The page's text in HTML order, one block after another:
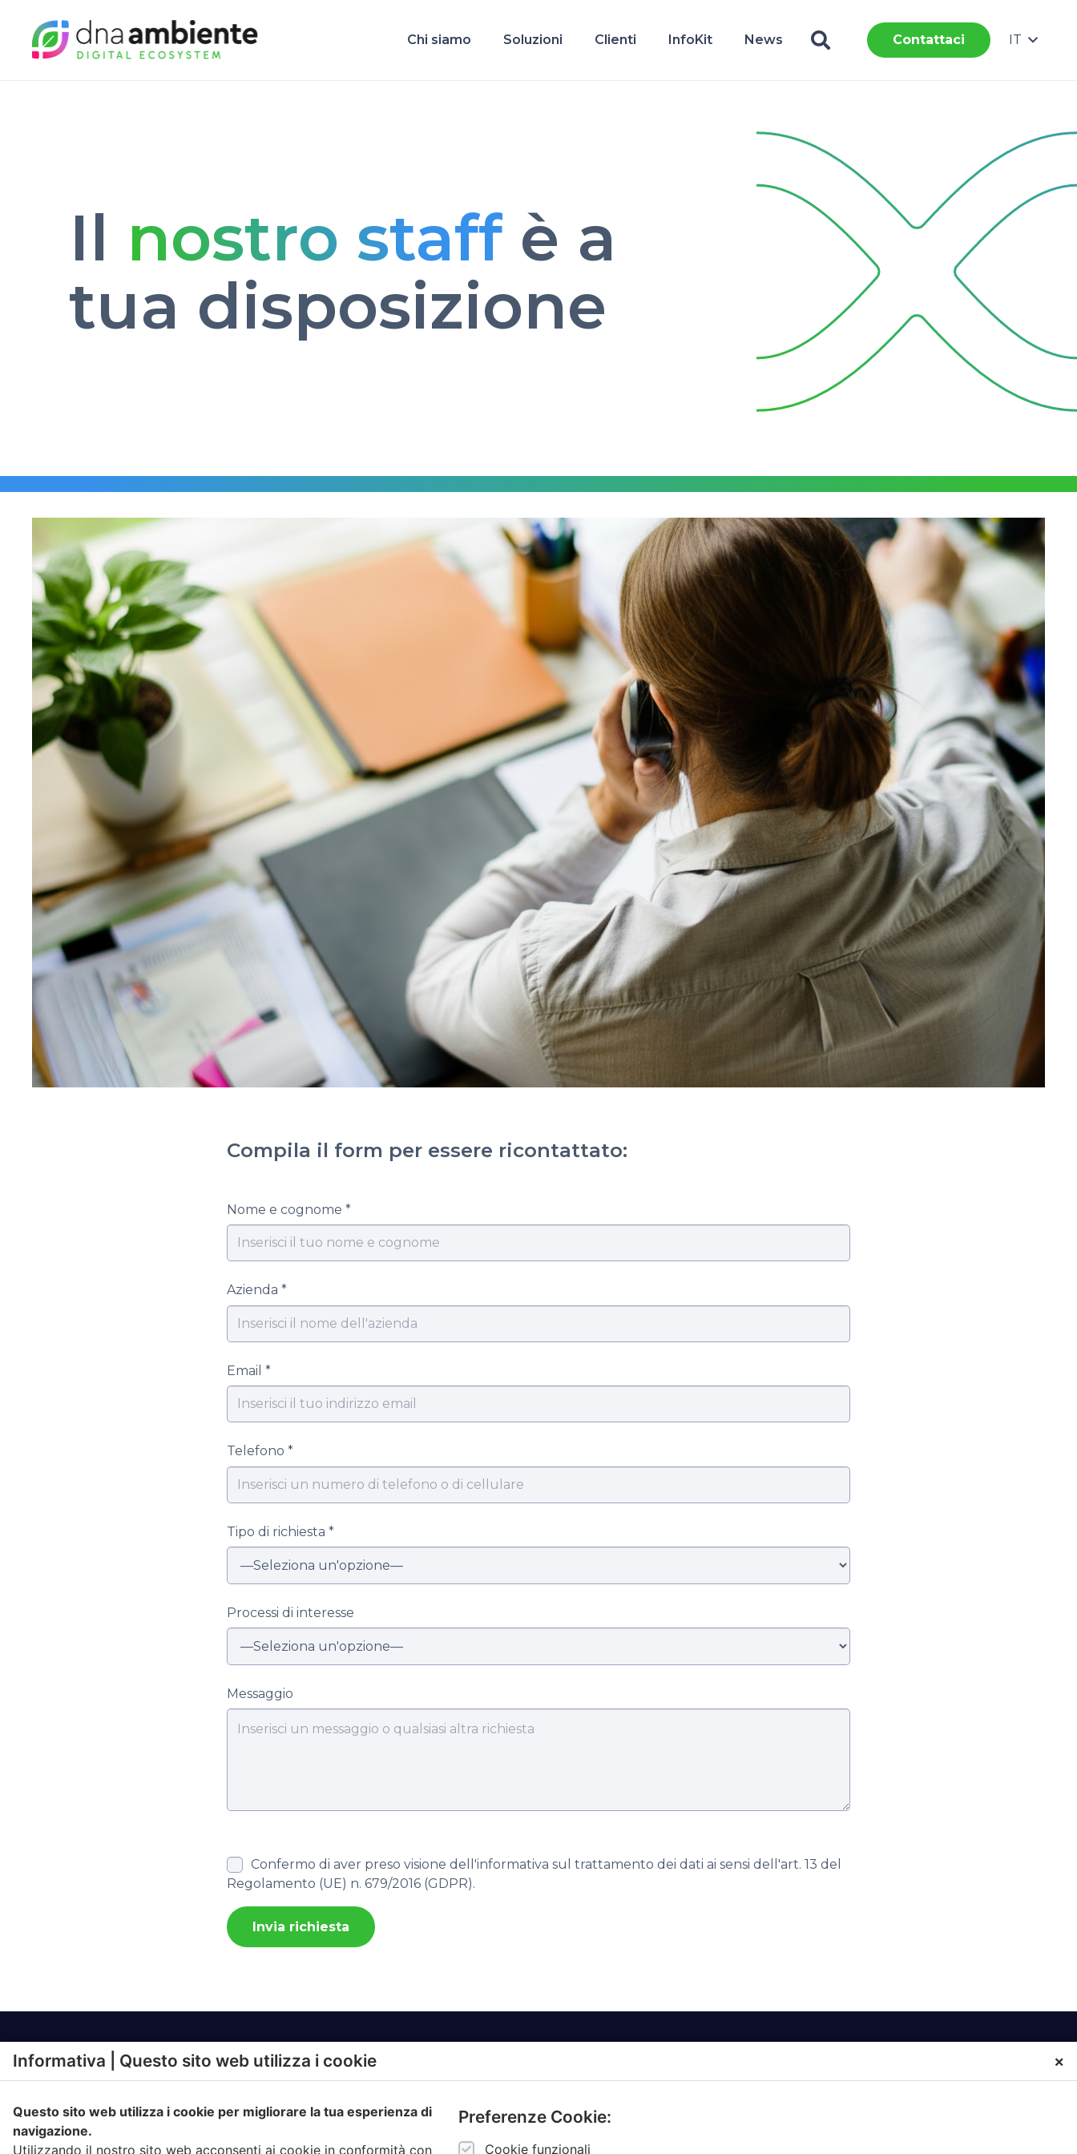
Chi siamo Soluzioni Clienti InfoKit News Contattaci IT
Il nostro staff è a
tua disposizione
Compila il form per essere ricontattato:
Nome e cognome *
Azienda *
Email *
Telefono *
Tipo di richiesta *
Processi di interesse
Messaggio
Confermo di aver preso visione dell'informativa sul trattamento dei dati ai sensi dell'art. 13 del
Regolamento (UE) n. 679/2016 (GDPR).
SOLUZIONI
RAPPORTO CON
PRODOTTI
IGIENE AMBIENTALE
AMBIENTE.IT
Informativa | Questo sito web utilizza i cookie ×
Questo sito web utilizza i cookie per migliorare la tua esperienza di
navigazione.
Utilizzando il nostro sito web acconsenti ai cookie in conformità con
Preferenze Cookie:
Cookie funzionali